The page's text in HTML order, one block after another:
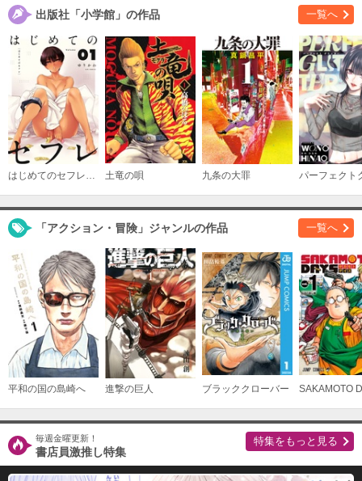
出版社「小学館」の作品 一覧へ
はじめてのセフレ【単話】 土竜の唄 九条の大罪
「アクション・冒険」ジャンルの作品 一覧へ
平和の国の島崎へ 進撃の巨人 ブラッククローバー SAKAMOTO
毎週金曜更新！
書店員激推し特集
特集をもっと見る